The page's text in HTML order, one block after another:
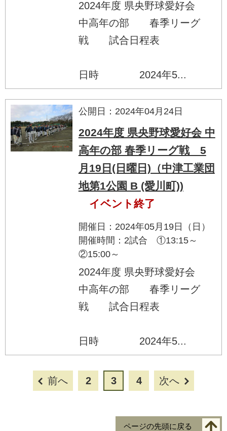
2024年度 県央野球愛好会
中高年の部 春季リーグ
戦 試合日程表
日時 2024年5...
公開日：2024年04月24日
2024年度 県央野球愛好会 中
高年の部 春季リーグ戦 5
月19日(日曜日)（中津工業団
地第1公園 B (愛川町))
イベント終了
開催日：2024年05月19日（日）
開催時間：2試合 ①13:15～
②15:00～
2024年度 県央野球愛好会
中高年の部 春季リーグ
戦 試合日程表
日時 2024年5...
前へ 2 3 4 次へ
ページの先頭に戻る